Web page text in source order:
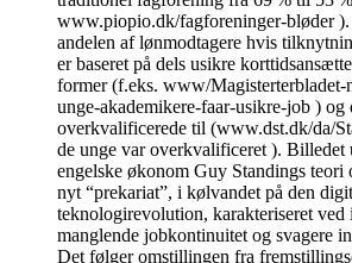
www.piopio.dk/fagforeninger-bløder ).
andelen af lønmodtagere hvis
er baseret på dels usikre
former (f.eks. www/Magisterterbladet-
unge-akademikere-faar-usikre-job ) og
overkvalificerede til (www.dst.dk/da/
de unge var overkvalificeret ). Billedet
engelske økonom Guy Standings
nyt “prekariat”, i kølvandet på den
teknologirevolution, karakteriseret ved
manglende jobkontinuitet og svagere
Det følger omstillingen fra